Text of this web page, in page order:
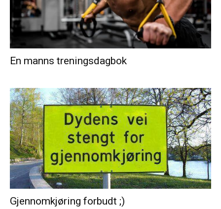
En manns treningsdagbok
Gjennomkjøring forbudt ;)